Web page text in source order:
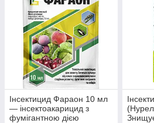
Інсектицид Фараон 10 мл
— інсектоакарицид з
фумігантною дією